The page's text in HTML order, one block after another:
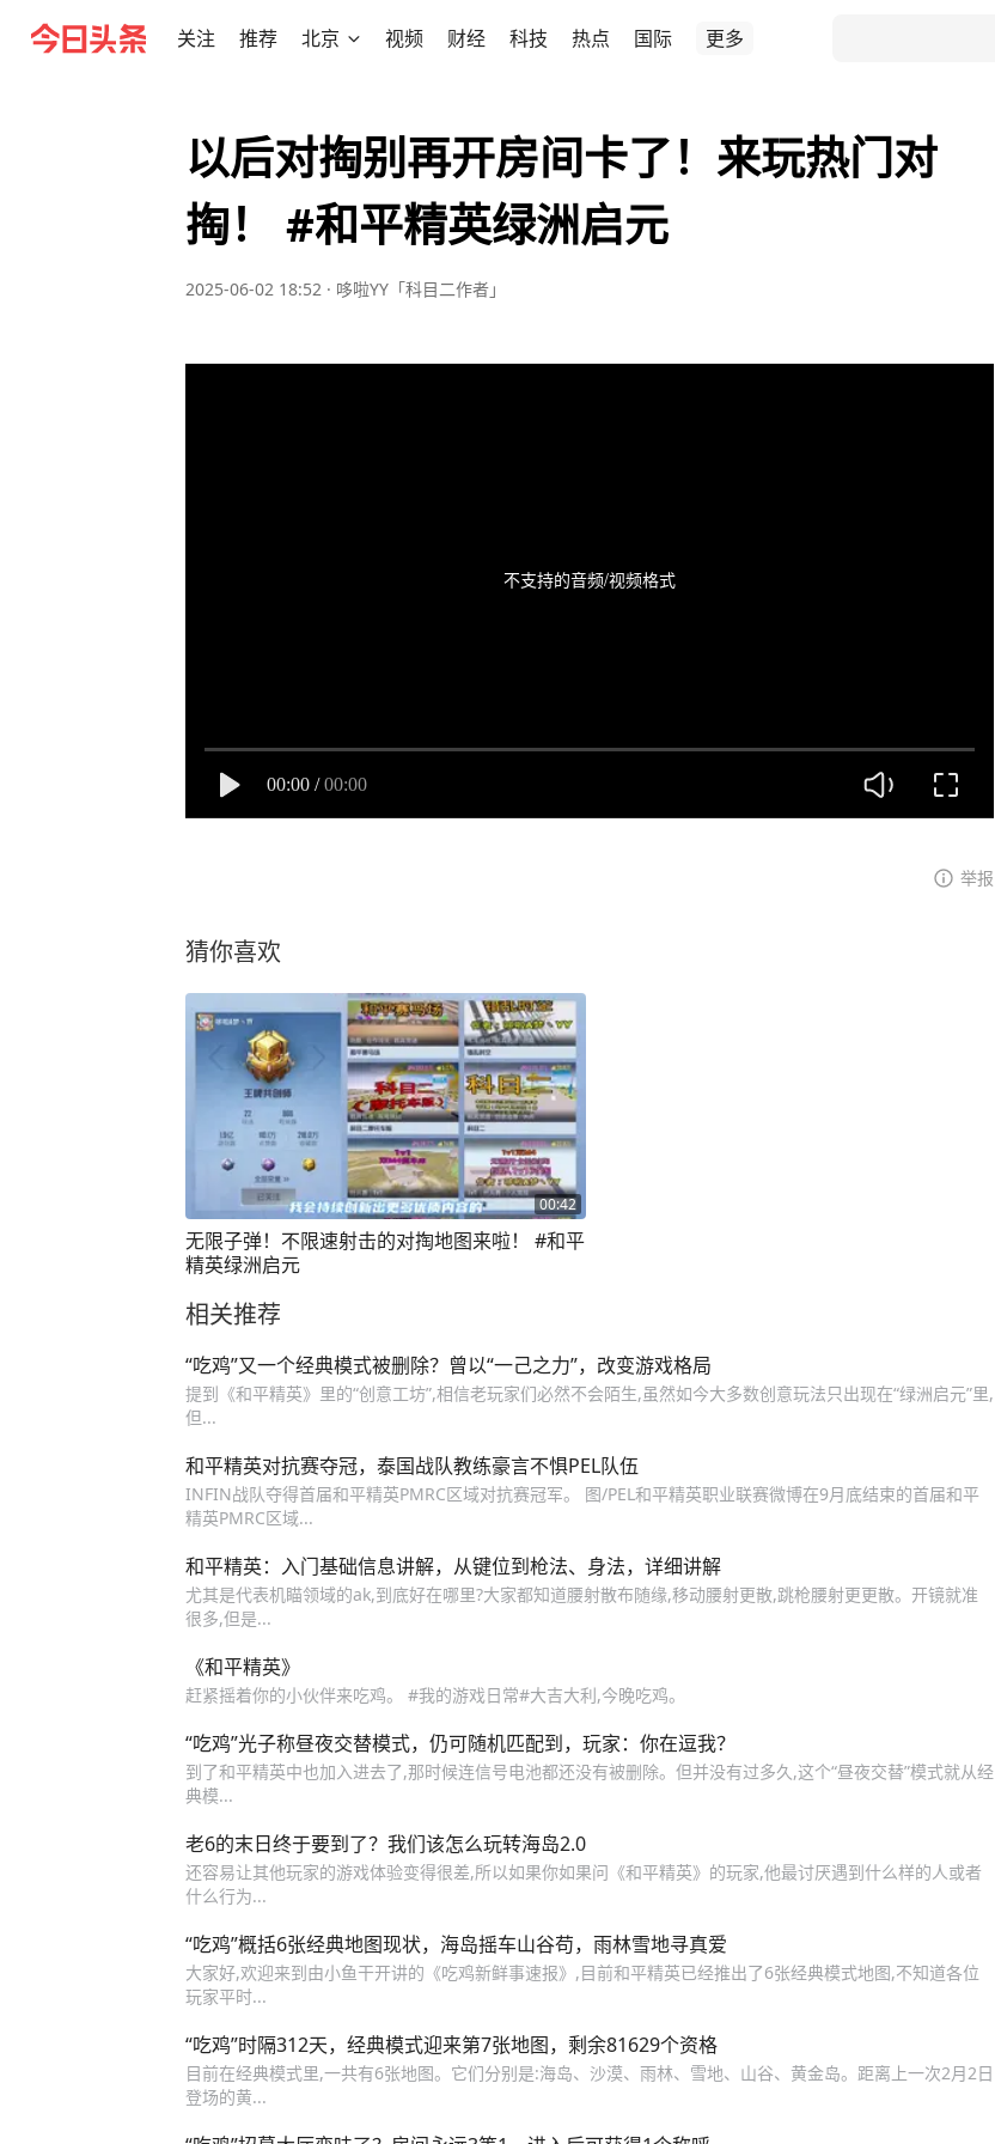
关注 推荐 北京 视频 财经 科技 热点 国际 更多
以后对掏别再开房间卡了！来玩热门对
掏！ #和平精英绿洲启元
2025-06-02 18:52 · 哆啦YY「科目二作者」
不支持的音频/视频格式
00:00 / 00:00
举报
猜你喜欢
00:42
无限子弹！不限速射击的对掏地图来啦！ #和平
精英绿洲启元
相关推荐
“吃鸡”又一个经典模式被删除？曾以“一己之力”，改变游戏格局
提到《和平精英》里的“创意工坊”,相信老玩家们必然不会陌生,虽然如今大多数创意玩法只出现在“绿洲启元”里,
但...
和平精英对抗赛夺冠，泰国战队教练豪言不惧PEL队伍
INFIN战队夺得首届和平精英PMRC区域对抗赛冠军。 图/PEL和平精英职业联赛微博在9月底结束的首届和平
精英PMRC区域...
和平精英：入门基础信息讲解，从键位到枪法、身法，详细讲解
尤其是代表机瞄领域的ak,到底好在哪里?大家都知道腰射散布随缘,移动腰射更散,跳枪腰射更更散。开镜就准
很多,但是...
《和平精英》
赶紧摇着你的小伙伴来吃鸡。 #我的游戏日常#大吉大利,今晚吃鸡。
“吃鸡”光子称昼夜交替模式，仍可随机匹配到，玩家：你在逗我？
到了和平精英中也加入进去了,那时候连信号电池都还没有被删除。但并没有过多久,这个“昼夜交替”模式就从经
典模...
老6的末日终于要到了？我们该怎么玩转海岛2.0
还容易让其他玩家的游戏体验变得很差,所以如果你如果问《和平精英》的玩家,他最讨厌遇到什么样的人或者
什么行为...
“吃鸡”概括6张经典地图现状，海岛摇车山谷苟，雨林雪地寻真爱
大家好,欢迎来到由小鱼干开讲的《吃鸡新鲜事速报》,目前和平精英已经推出了6张经典模式地图,不知道各位
玩家平时...
“吃鸡”时隔312天，经典模式迎来第7张地图，剩余81629个资格
目前在经典模式里,一共有6张地图。它们分别是:海岛、沙漠、雨林、雪地、山谷、黄金岛。距离上一次2月2日
登场的黄...